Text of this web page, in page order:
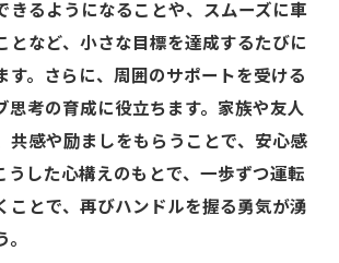
きるようになることや、スムーズに車
となど、小さな目標を達成するたびに
す。さらに、周囲のサポートを受ける
思考の育成に役立ちます。家族や友人
共感や励ましをもらうことで、安心感
うした心構えのもとで、一歩ずつ運転
ことで、再びハンドルを握る勇気が湧